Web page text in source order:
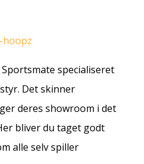
specialiseret
Det skinner
deres showroom i det
bliver du taget godt
alle selv spiller